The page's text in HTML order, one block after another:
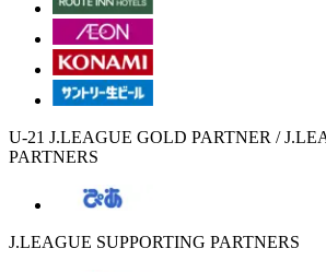
U-21 J.LEAGUE GOLD PARTNER /
PARTNERS
J.LEAGUE SUPPORTING PARTNERS